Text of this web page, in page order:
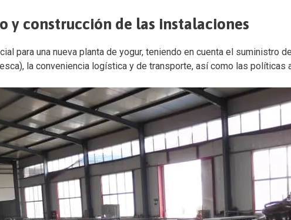
y construcción de las instalaciones
para una nueva planta de yogur, teniendo en cuenta el suministro
la conveniencia logística y de transporte, así como las políticas